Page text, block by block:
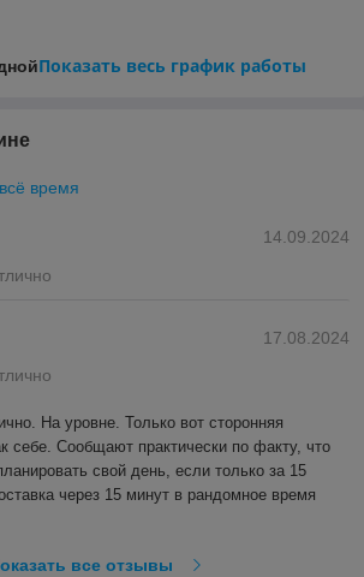
Показать весь график работы
время
14.09.2024
17.08.2024
На уровне. Только вот сторонняя
себе. Сообщают практически по факту, что
свой день, если только за 15
через 15 минут в рандомное время
все отзывы